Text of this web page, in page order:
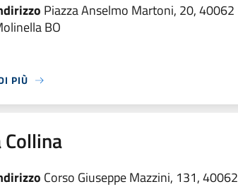
Piazza Anselmo Martoni, 20, 40062
BO
PIÙ
Collina
Corso Giuseppe Mazzini, 131, 40062